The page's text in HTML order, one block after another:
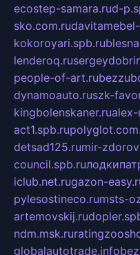
ecostep-samara.rud-
sko.com.ru
kokoroyari.spb.ru
lenderoq.ru
people-of-art.ru
dynamoauto.ruszk-
kingbolenskaner.ru
act1.spb.ru
detsad125.rumir-
council.spb.ru
iclub.net.rugazon-
pylesostineco.rumsts-
artemovskij.ru
ndm.msk.ru
globalautotrade.info